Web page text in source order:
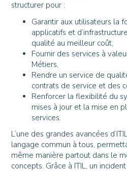
structurer pour :
Garantir aux utilisateurs la
applicatifs et
qualité au meilleur coût,
Fournir des services à
Métiers,
Rendre un service de
contrats de service et des
Renforcer la flexibilité du
mises à jour et la mise en
services.
L’une des grandes avancées
langage commun à tous,
même manière partout dans le
concepts. Grâce à ITIL, un